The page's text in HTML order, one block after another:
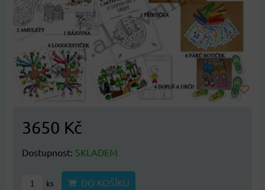
3650 Kč
Dostupnost: SKLADEM
ks DO KOŠÍKU